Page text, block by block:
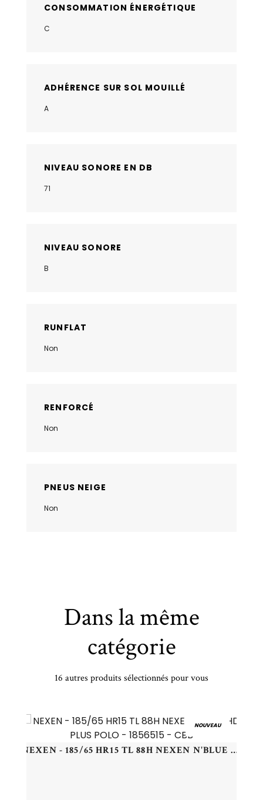
CONSOMMATION ÉNERGÉTIQUE
C
ADHÉRENCE SUR SOL MOUILLÉ
A
NIVEAU SONORE EN DB
71
NIVEAU SONORE
B
RUNFLAT
Non
RENFORCÉ
Non
PNEUS NEIGE
Non
Dans la même
catégorie
16 autres produits sélectionnés pour vous
NOUVEAU
NEXEN - 185/65 HR15 TL 88H NEXEN N'BLUE HD PLUS POLO - 1856515 - CBB